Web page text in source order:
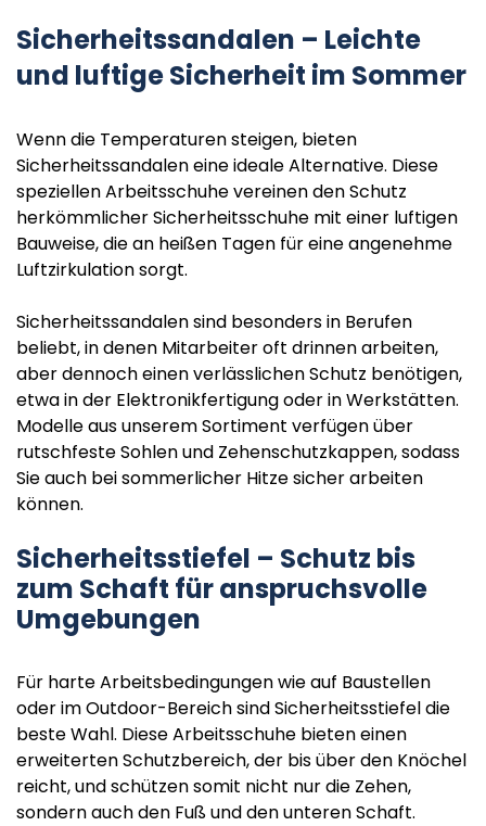
Sicherheitssandalen – Leichte
und luftige Sicherheit im Sommer
Wenn die Temperaturen steigen, bieten
Sicherheitssandalen eine ideale Alternative. Diese
speziellen Arbeitsschuhe vereinen den Schutz
herkömmlicher Sicherheitsschuhe mit einer luftigen
Bauweise, die an heißen Tagen für eine angenehme
Luftzirkulation sorgt.
Sicherheitssandalen sind besonders in Berufen
beliebt, in denen Mitarbeiter oft drinnen arbeiten,
aber dennoch einen verlässlichen Schutz benötigen,
etwa in der Elektronikfertigung oder in Werkstätten.
Modelle aus unserem Sortiment verfügen über
rutschfeste Sohlen und Zehenschutzkappen, sodass
Sie auch bei sommerlicher Hitze sicher arbeiten
können.
Sicherheitsstiefel – Schutz bis
zum Schaft für anspruchsvolle
Umgebungen
Für harte Arbeitsbedingungen wie auf Baustellen
oder im Outdoor-Bereich sind Sicherheitsstiefel die
beste Wahl. Diese Arbeitsschuhe bieten einen
erweiterten Schutzbereich, der bis über den Knöchel
reicht, und schützen somit nicht nur die Zehen,
sondern auch den Fuß und den unteren Schaft.